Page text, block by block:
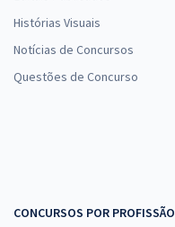
Histórias Visuais
Notícias de Concursos
Questões de Concurso
CONCURSOS POR PROFISSÃO